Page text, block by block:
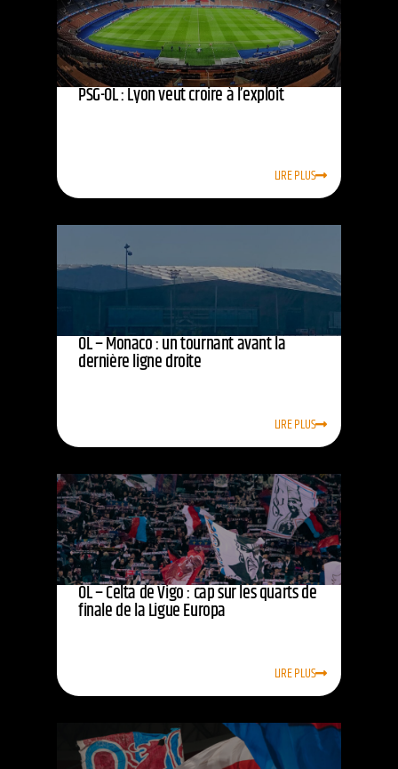
PSG-OL : Lyon veut croire à l’exploit
LIRE PLUS
OL – Monaco : un tournant avant la
dernière ligne droite
LIRE PLUS
OL – Celta de Vigo : cap sur les quarts de
finale de la Ligue Europa
LIRE PLUS